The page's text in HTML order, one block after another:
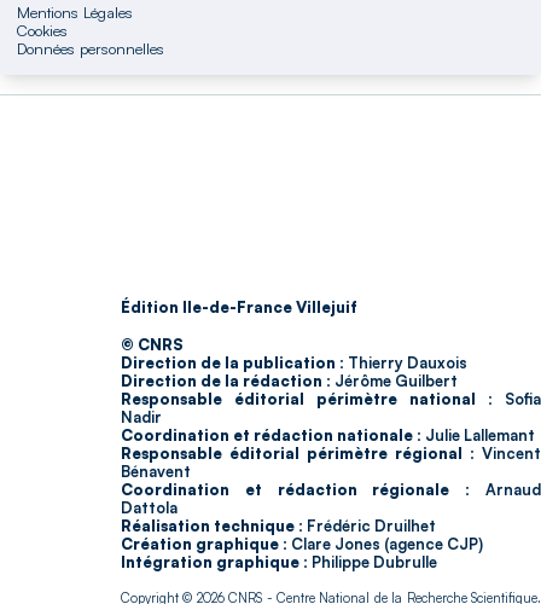
Mentions Légales
Cookies
Données personnelles
Édition Ile-de-France Villejuif
© CNRS
Direction de la publication : Thierry Dauxois
Direction de la rédaction : Jérôme Guilbert
Responsable éditorial périmètre national : Sofia
Nadir
Coordination et rédaction nationale : Julie Lallemant
Responsable éditorial périmètre régional : Vincent
Bénavent
Coordination et rédaction régionale : Arnaud
Dattola
Réalisation technique : Frédéric Druilhet
Création graphique : Clare Jones (agence CJP)
Intégration graphique : Philippe Dubrulle
Copyright © 2026CNRS - Centre National de la Recherche Scientifique.